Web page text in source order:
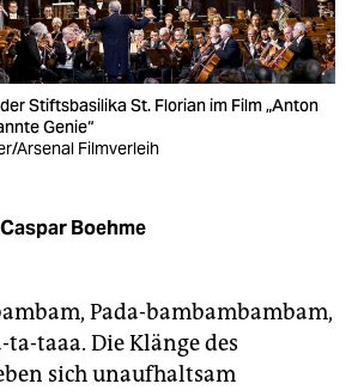
Stiftsbasilika St. Florian im Film „Anton
Genie“
Arsenal Filmverleih
Boehme
Pada-bambambambam,
taaa. Die Klänge des
sich unaufhaltsam